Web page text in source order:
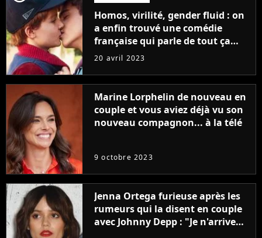
Homos, virilité, gender fluid : on
a enfin trouvé une comédie
française qui parle de tout ça
sans être super ringarde
20 avril 2023
Marine Lorphelin de nouveau en
couple et vous aviez déjà vu son
nouveau compagnon... à la télé
9 octobre 2023
Jenna Ortega furieuse après les
rumeurs qui la disent en couple
avec Johnny Depp : "Je n'arrive